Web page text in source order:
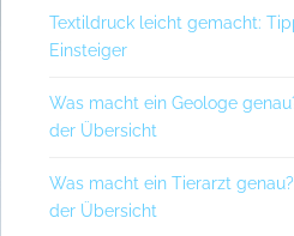
Textildruck leicht gemacht:
Einsteiger
Was macht ein Geologe
der Übersicht
Was macht ein Tierarzt
der Übersicht